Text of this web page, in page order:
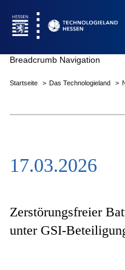
Das Technologieland
Innovationsfelder
Breadcrumb Navigation
Startseite Das Technologieland
17.03.2026
Zerstörungsfreier
unter GSI-